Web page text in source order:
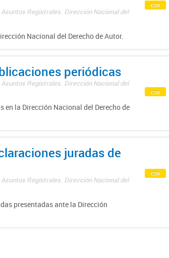
Registrales. Dirección Nacional del
Nacional del Derecho de Autor.
csv
periódicas
Registrales. Dirección Nacional del
la Dirección Nacional del Derecho de
csv
juradas de
Registrales. Dirección Nacional del
presentadas ante la Dirección
csv